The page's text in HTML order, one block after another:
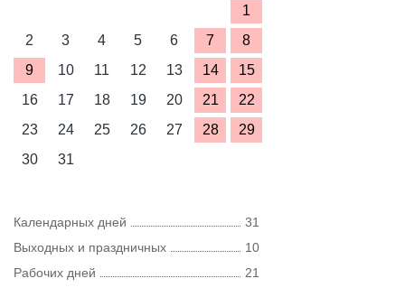
1
2
3 4 5 6 7
8
9
10 11 12 13 14
15
16
17 18 19 20 21
22
23
24 25 26 27 28
29
30
31
Календарных дней
31
Выходных и праздничных
10
Рабочих дней
21